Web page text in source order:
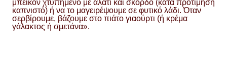
μπέικον χτυπημένο με αλάτι και σκόρδο (κατά προτίμηση
καπνιστό) ή να το μαγειρέψουμε σε φυτικό λάδι. Όταν
σερβίρουμε, βάζουμε στο πιάτο γιαούρτι (ή κρέμα
γάλακτος ή σμετάνα».